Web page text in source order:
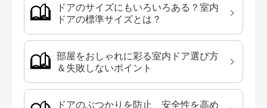
ドアのサイズにもいろいろある？室内
ドアの標準サイズとは？
部屋をおしゃれに彩る室内ドア選び方
＆失敗しないポイント
ドアのぶつかりを防止 安全性を高め